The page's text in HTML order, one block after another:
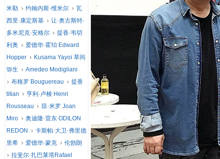
米勒
约翰内斯·维米尔
瓦
西里·康定斯基
让·奥古斯特·
多米尼克·安格尔
提香·韦切
利奥
爱德华·霍珀 Edward
Hopper
Kusama Yayoi 草间
弥生
Amedeo Modigliani
布格罗 Bouguereau
提香
titian
亨利·卢梭 Henri
Rousseau
琼·米罗 Joan
Miro
奥迪隆·雷东 ODILON
REDON
卡斯帕·大卫·弗里德
里希
爱德华·蒙克
伦勃朗
拉斐尔·扎巴莱塔Rafael